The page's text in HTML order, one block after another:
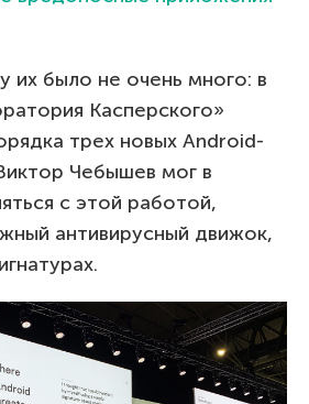
их было не очень много: в
Касперского»
трех новых Android-
Чебышев мог в
с этой работой,
антивирусный движок,